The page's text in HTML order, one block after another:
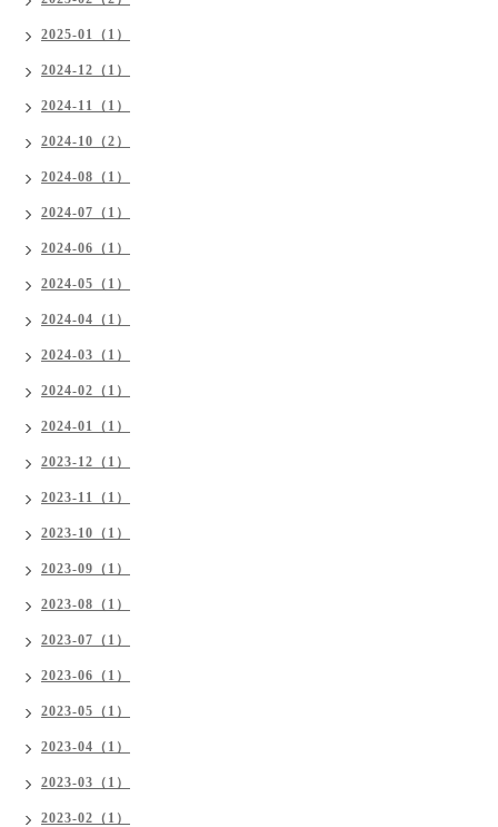
2025-01（1）
2024-12（1）
2024-11（1）
2024-10（2）
2024-08（1）
2024-07（1）
2024-06（1）
2024-05（1）
2024-04（1）
2024-03（1）
2024-02（1）
2024-01（1）
2023-12（1）
2023-11（1）
2023-10（1）
2023-09（1）
2023-08（1）
2023-07（1）
2023-06（1）
2023-05（1）
2023-04（1）
2023-03（1）
2023-02（1）